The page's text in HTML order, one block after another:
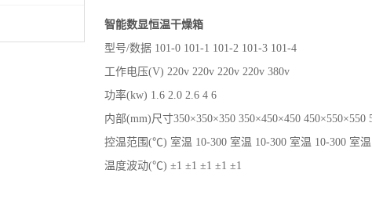
智能数显恒温干燥箱
型号/数据 101-0 101-1 101-2 101-3 101-4
工作电压(V) 220v 220v 220v 220v 380v
功率(kw) 1.6 2.0 2.6 4 6
内部(mm)尺寸350×350×350 350×450×450 450×550×550
控温范围(℃) 室温 10-300 室温 10-300 室温 10-300 室温
温度波动(℃) ±1 ±1 ±1 ±1 ±1